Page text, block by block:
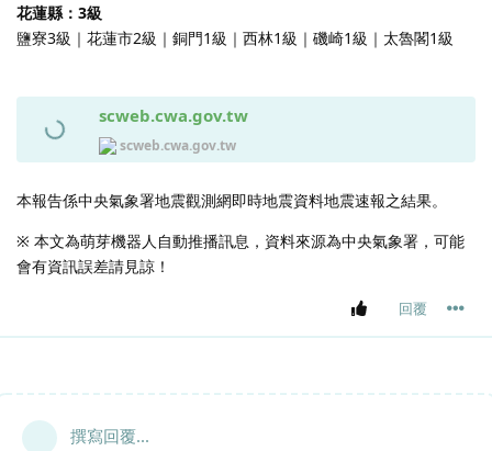
花蓮縣：3級
鹽寮3級｜花蓮市2級｜銅門1級｜西林1級｜磯崎1級｜太魯閣1級
scweb.cwa.gov.tw
scweb.cwa.gov.tw
本報告係中央氣象署地震觀測網即時地震資料地震速報之結果。
※ 本文為萌芽機器人自動推播訊息，資料來源為中央氣象署，可能
會有資訊誤差請見諒！
回覆
撰寫回覆...